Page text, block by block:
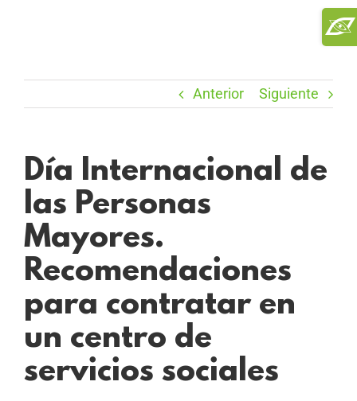
Anterior Siguiente
Día Internacional de
las Personas
Mayores.
Recomendaciones
para contratar en
un centro de
servicios sociales
Area